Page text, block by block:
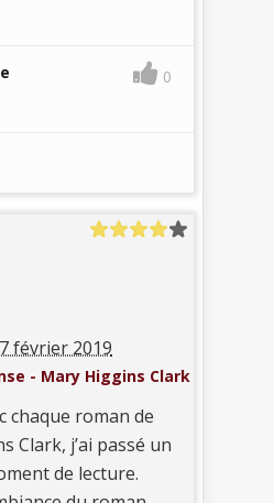
0
février 2019
- Mary Higgins Clark
chaque roman de
Clark, j’ai passé un
de lecture.